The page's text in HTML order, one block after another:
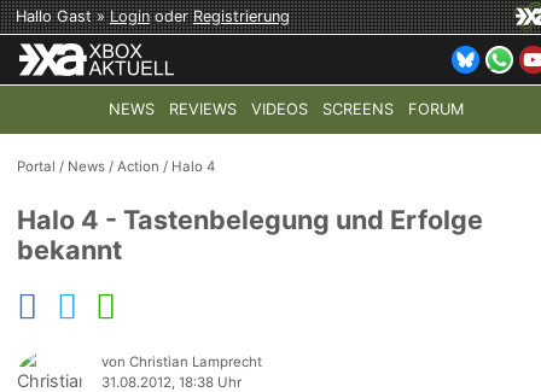
Hallo Gast »LoginoderRegistrierung
NEWS REVIEWS VIDEOS SCREENS FORUM
TOP-THEMEN: COD: MODERN WARFARE 4 HALO:
Portal / News /Action / Halo 4
Halo 4 - Tastenbelegung und Erfolge
bekannt
von Christian Lamprecht
31.08.2012, 18:38 Uhr